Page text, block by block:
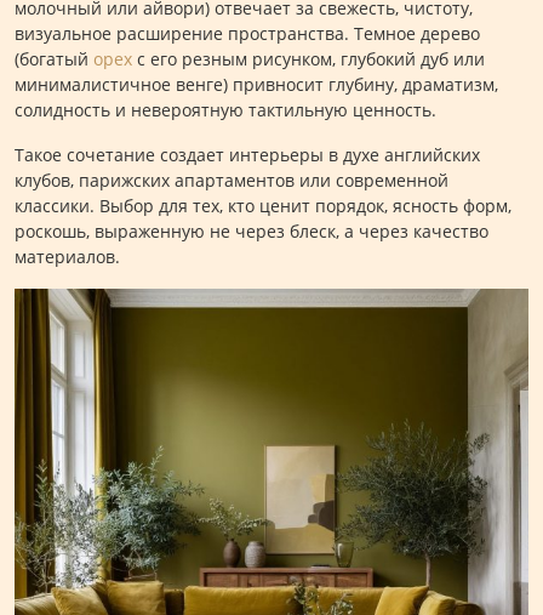
молочный или айвори) отвечает за свежесть, чистоту,
визуальное расширение пространства. Темное дерево
(богатый орех с его резным рисунком, глубокий дуб или
минималистичное венге) привносит глубину, драматизм,
солидность и невероятную тактильную ценность.
Такое сочетание создает интерьеры в духе английских
клубов, парижских апартаментов или современной
классики. Выбор для тех, кто ценит порядок, ясность форм,
роскошь, выраженную не через блеск, а через качество
материалов.